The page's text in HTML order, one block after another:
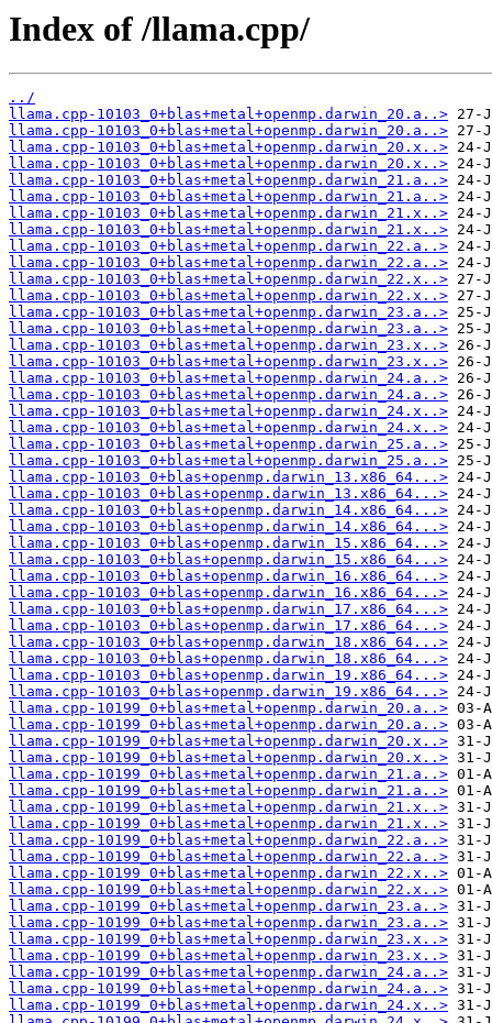
Index of /llama.cpp/
../
llama.cpp-10103_0+blas+metal+openmp.darwin_20.a..>
llama.cpp-10103_0+blas+metal+openmp.darwin_20.a..>
llama.cpp-10103_0+blas+metal+openmp.darwin_20.x..>
llama.cpp-10103_0+blas+metal+openmp.darwin_20.x..>
llama.cpp-10103_0+blas+metal+openmp.darwin_21.a..>
llama.cpp-10103_0+blas+metal+openmp.darwin_21.a..>
llama.cpp-10103_0+blas+metal+openmp.darwin_21.x..>
llama.cpp-10103_0+blas+metal+openmp.darwin_21.x..>
llama.cpp-10103_0+blas+metal+openmp.darwin_22.a..>
llama.cpp-10103_0+blas+metal+openmp.darwin_22.a..>
llama.cpp-10103_0+blas+metal+openmp.darwin_22.x..>
llama.cpp-10103_0+blas+metal+openmp.darwin_22.x..>
llama.cpp-10103_0+blas+metal+openmp.darwin_23.a..>
llama.cpp-10103_0+blas+metal+openmp.darwin_23.a..>
llama.cpp-10103_0+blas+metal+openmp.darwin_23.x..>
llama.cpp-10103_0+blas+metal+openmp.darwin_23.x..>
llama.cpp-10103_0+blas+metal+openmp.darwin_24.a..>
llama.cpp-10103_0+blas+metal+openmp.darwin_24.a..>
llama.cpp-10103_0+blas+metal+openmp.darwin_24.x..>
llama.cpp-10103_0+blas+metal+openmp.darwin_24.x..>
llama.cpp-10103_0+blas+metal+openmp.darwin_25.a..>
llama.cpp-10103_0+blas+metal+openmp.darwin_25.a..>
llama.cpp-10103_0+blas+openmp.darwin_13.x86_64...>
llama.cpp-10103_0+blas+openmp.darwin_13.x86_64...>
llama.cpp-10103_0+blas+openmp.darwin_14.x86_64...>
llama.cpp-10103_0+blas+openmp.darwin_14.x86_64...>
llama.cpp-10103_0+blas+openmp.darwin_15.x86_64...>
llama.cpp-10103_0+blas+openmp.darwin_15.x86_64...>
llama.cpp-10103_0+blas+openmp.darwin_16.x86_64...>
llama.cpp-10103_0+blas+openmp.darwin_16.x86_64...>
llama.cpp-10103_0+blas+openmp.darwin_17.x86_64...>
llama.cpp-10103_0+blas+openmp.darwin_17.x86_64...>
llama.cpp-10103_0+blas+openmp.darwin_18.x86_64...>
llama.cpp-10103_0+blas+openmp.darwin_18.x86_64...>
llama.cpp-10103_0+blas+openmp.darwin_19.x86_64...>
llama.cpp-10103_0+blas+openmp.darwin_19.x86_64...>
llama.cpp-10199_0+blas+metal+openmp.darwin_20.a..>
llama.cpp-10199_0+blas+metal+openmp.darwin_20.a..>
llama.cpp-10199_0+blas+metal+openmp.darwin_20.x..>
llama.cpp-10199_0+blas+metal+openmp.darwin_20.x..>
llama.cpp-10199_0+blas+metal+openmp.darwin_21.a..>
llama.cpp-10199_0+blas+metal+openmp.darwin_21.a..>
llama.cpp-10199_0+blas+metal+openmp.darwin_21.x..>
llama.cpp-10199_0+blas+metal+openmp.darwin_21.x..>
llama.cpp-10199_0+blas+metal+openmp.darwin_22.a..>
llama.cpp-10199_0+blas+metal+openmp.darwin_22.a..>
llama.cpp-10199_0+blas+metal+openmp.darwin_22.x..>
llama.cpp-10199_0+blas+metal+openmp.darwin_22.x..>
llama.cpp-10199_0+blas+metal+openmp.darwin_23.a..>
llama.cpp-10199_0+blas+metal+openmp.darwin_23.a..>
llama.cpp-10199_0+blas+metal+openmp.darwin_23.x..>
llama.cpp-10199_0+blas+metal+openmp.darwin_23.x..>
llama.cpp-10199_0+blas+metal+openmp.darwin_24.a..>
llama.cpp-10199_0+blas+metal+openmp.darwin_24.a..>
llama.cpp-10199_0+blas+metal+openmp.darwin_24.x..>